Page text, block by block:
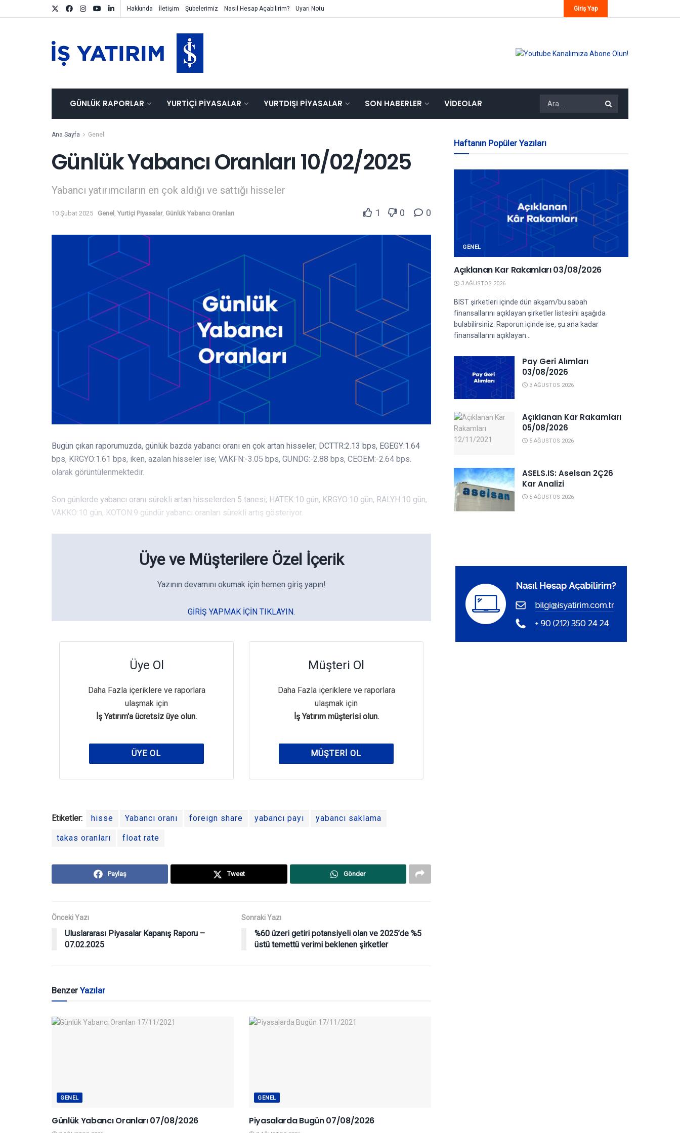
Hakkında İletişim Şubelerimiz Nasıl Hesap Açabilirim? Uyarı Notu Giriş Yap
GÜNLÜK RAPORLAR YURTIÇI PIYASALAR YURTDIŞI PIYASALAR SON HABERLER VIDEOLAR
Ana Sayfa Genel
Günlük Yabancı Oranları 10/02/2025
Yabancı yatırımcıların en çok aldığı ve sattığı hisseler
10 Şubat 2025 Genel Yurtiçi Piyasalar, Günlük Yabancı Oranları 1 0 0
Bugün çıkan raporumuzda, günlük bazda yabancı oranı en çok artan hisseler; DCTTR:2.13 bps, EGEGY:1.64
bps, KRGYO:1.61 bps, iken, azalan hisseler ise; VAKFN:-3.05 bps, GUNDG:-2.88 bps, CEOEM:-2.64 bps.
olarak görüntülenmektedir.
Son günlerde yabancı oranı sürekli artan hisselerden 5 tanesi; HATEK:10 gün, KRGYO:10 gün, RALYH:10 gün,
VAKKO:10 gün, KOTON:9 gündür yabancı oranları sürekli artış gösteriyor.
Üye ve Müşterilere Özel İçerik
Yazının devamını okumak için hemen giriş yapın!
GIRIŞ YAPMAK IÇIN TIKLAYIN.
Üye Ol
Daha Fazla içeriklere ve raporlara
ulaşmak için
İş Yatırım'a ücretsiz üye olun.
ÜYE OL
Müşteri Ol
Daha Fazla içeriklere ve raporlara
ulaşmak için
İş Yatırım müşterisi olun.
MÜŞTERI OL
Etiketler: hisse Yabancı oranı foreign share yabancı payı yabancı saklama
takas oranları float rate
Paylaş Tweet Gönder
Önceki Yazı
Uluslararası Piyasalar Kapanış Raporu –
07.02.2025
Sonraki Yazı
%60 üzeri getiri potansiyeli olan ve 2025’de %5
üstü temettü verimi beklenen şirketler
BenzerYazılar
GENEL
Günlük Yabancı Oranları 07/08/2026
GENEL
Piyasalarda Bugün 07/08/2026
Haftanın Popüler Yazıları
GENEL
Açıklanan Kar Rakamları 03/08/2026
3 AĞUSTOS 2026
BIST şirketleri içinde dün akşam/bu sabah
finansallarını açıklayan şirketler listesini aşağıda
bulabilirsiniz. Raporun içinde ise, şu ana kadar
finansallarını açıklayan...
Pay Geri Alımları
03/08/2026
3 AĞUSTOS 2026
Açıklanan Kar Rakamları
05/08/2026
5 AĞUSTOS 2026
ASELS.IS: Aselsan 2Ç26
Kar Analizi
5 AĞUSTOS 2026